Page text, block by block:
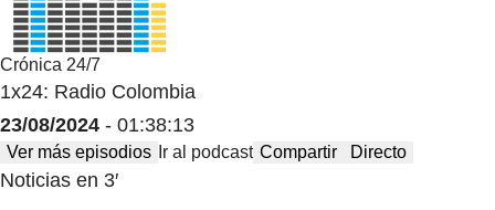
Crónica 24/7
1x24: Radio Colombia
23/08/2024 - 01:38:13
Ver más episodios Ir al podcast Compartir Directo
Noticias en 3′